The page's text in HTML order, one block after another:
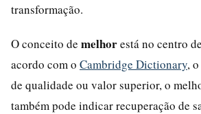
transformação.
O conceito de melhorestá no centro
acordo com o Cambridge Dictionary,
de qualidade ou valor superior, o
também pode indicar recuperação de